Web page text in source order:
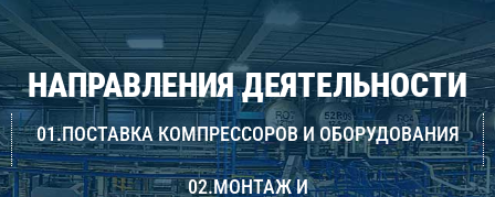
НАПРАВЛЕНИЯ ДЕЯТЕЛЬНОСТИ
01.ПОСТАВКА КОМПРЕССОРОВ И ОБОРУДОВАНИЯ
02.МОНТАЖ И